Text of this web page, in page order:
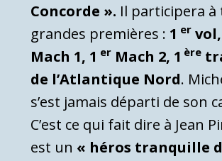
Concorde ». Il participera à
grandes premières : 1 ervol,
Mach 1, 1 erMach 2, 1 ère
de l’Atlantique Nord.
s’est jamais départi de son
C’est ce qui fait dire à Jean
est un « héros tranquille